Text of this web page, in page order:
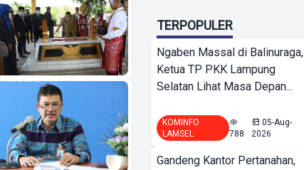
TERPOPULER
Ngaben Massal di Balinuraga,
Ketua TP PKK Lampung
Selatan Lihat Masa Depan...
KOMINFO
LAMSEL
788
05-Aug-
2026
Gandeng Kantor Pertanahan,